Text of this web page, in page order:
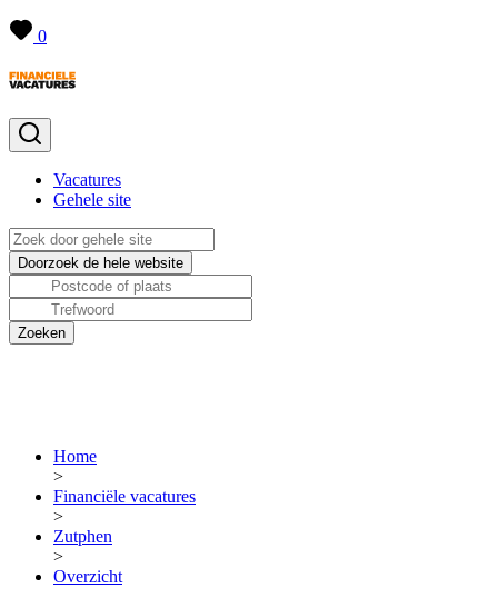
0
Vacatures
Gehele site
Home
>
Financiële vacatures
>
Zutphen
>
Overzicht